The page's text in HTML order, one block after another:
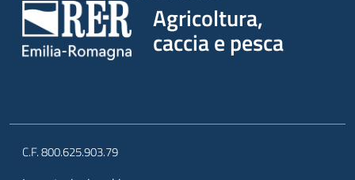
Agricoltura,
caccia e pesca
C.F. 800.625.903.79